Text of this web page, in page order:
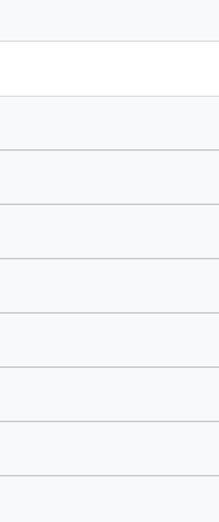
ヶ月程度前にはご来店くださいませ
す。ヘアメイク・着付け全てのお
ませ。
の時にお申し付けくださいませ。
法もあります。
等を着物に合う様ポイントで手直
ます。
ル期間は１ヶ月設けております。